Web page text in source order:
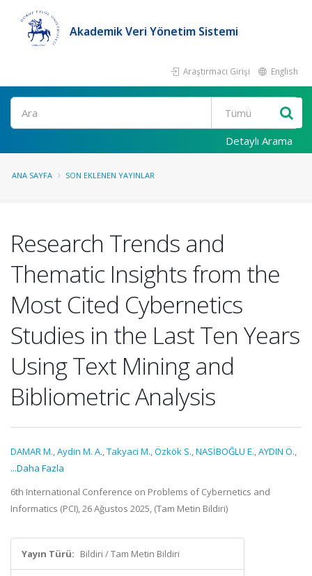
Akademik Veri Yönetim Sistemi
Araştırmacı Girişi English
Ara
Detaylı Arama
ANA SAYFA SON EKLENEN YAYINLAR
Research Trends and
Thematic Insights from the
Most Cited Cybernetics
Studies in the Last Ten Years
Using Text Mining and
Bibliometric Analysis
DAMAR M.,Aydin M. A.,Takyaci M.,Özkök S.,NASİBOĞLU E.,AYDIN Ö.,
...Daha Fazla
6th International Conference on Problems of Cybernetics and
Informatics (PCI), 26 Ağustos 2025, (Tam Metin Bildiri)
Yayın Türü: Bildiri / Tam Metin Bildiri